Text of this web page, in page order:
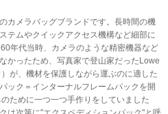
カメラバッグブランドです。長時間の機
テムやクイックアクセス機構など細部に
年代当時、カメラのような精密機器など
かったため、写真家で登山家だったLowe
が、機材を保護しながら運ぶのに適した
ック＝インターナルフレームパックを開
ために一つ一つ手作りをしていました